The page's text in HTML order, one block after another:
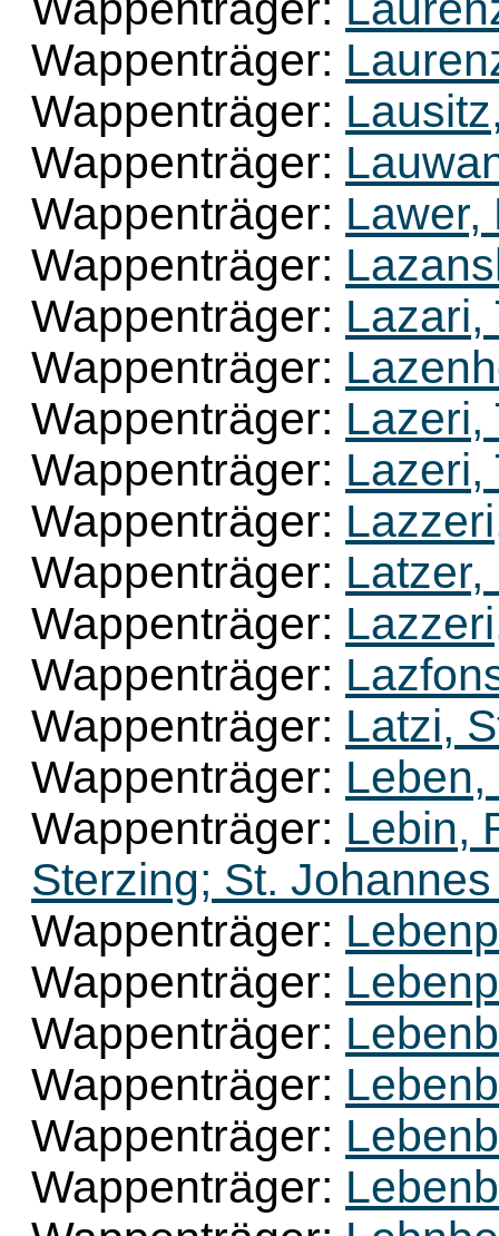
Wappenträger:
Wappenträger:
Wappenträger:
Wappenträger: Lawer,
Wappenträger:
Wappenträger: Lazari,
Wappenträger:
Wappenträger: Lazeri,
Wappenträger: Lazeri,
Wappenträger:
Wappenträger: Latzer,
Wappenträger:
Wappenträger:
Wappenträger: Latzi,
Wappenträger:
Wappenträger: Lebin,
Sterzing; St.
Wappenträger:
Wappenträger:
Wappenträger:
Wappenträger:
Wappenträger:
Wappenträger: